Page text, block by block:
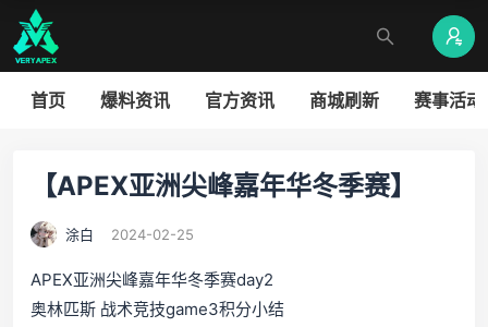
首页 爆料资讯 官方资讯 商城刷新 赛事活动
【APEX亚洲尖峰嘉年华冬季赛】
涂白 2024-02-25
APEX亚洲尖峰嘉年华冬季赛day2
奥林匹斯 战术竞技game3积分小结